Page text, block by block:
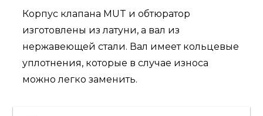
Корпус клапана MUT и обтюратор
изготовлены из латуни, а вал из
нержавеющей стали. Вал имеет кольцевые
уплотнения, которые в случае износа
можно легко заменить.